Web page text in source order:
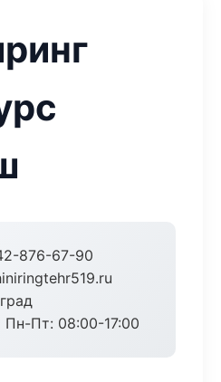
876-67-90
Пн-Пт: 08:00-17:00